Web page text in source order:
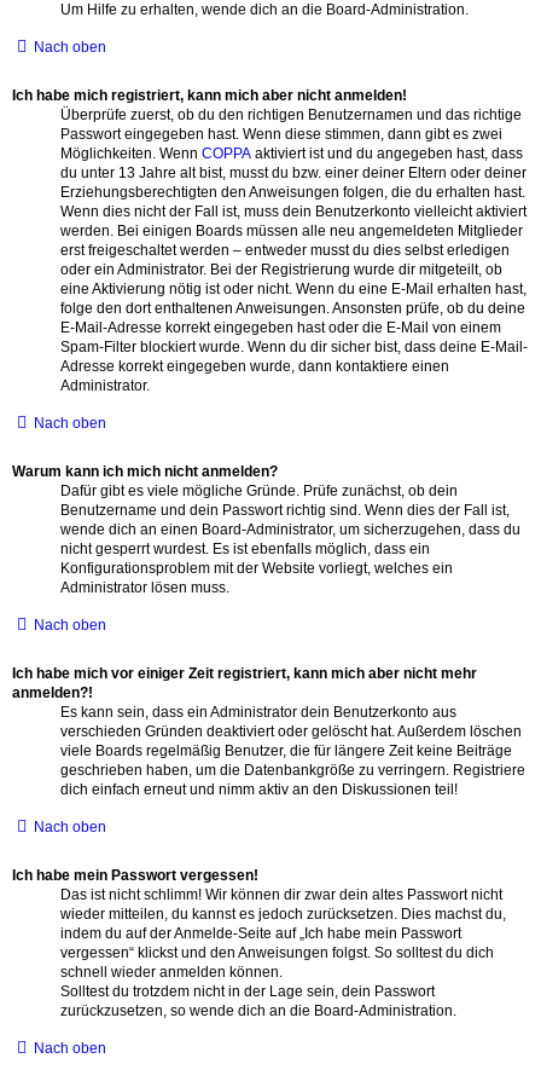
Um Hilfe zu erhalten, wende dich an die Board-Administration.
Nach oben
Ich habe mich registriert, kann mich aber nicht anmelden!
Überprüfe zuerst, ob du den richtigen Benutzernamen und das richtige
Passwort eingegeben hast. Wenn diese stimmen, dann gibt es zwei
Möglichkeiten. Wenn COPPA aktiviert ist und du angegeben hast, dass
du unter 13 Jahre alt bist, musst du bzw. einer deiner Eltern oder deiner
Erziehungsberechtigten den Anweisungen folgen, die du erhalten hast.
Wenn dies nicht der Fall ist, muss dein Benutzerkonto vielleicht aktiviert
werden. Bei einigen Boards müssen alle neu angemeldeten Mitglieder
erst freigeschaltet werden – entweder musst du dies selbst erledigen
oder ein Administrator. Bei der Registrierung wurde dir mitgeteilt, ob
eine Aktivierung nötig ist oder nicht. Wenn du eine E-Mail erhalten hast,
folge den dort enthaltenen Anweisungen. Ansonsten prüfe, ob du deine
E-Mail-Adresse korrekt eingegeben hast oder die E-Mail von einem
Spam-Filter blockiert wurde. Wenn du dir sicher bist, dass deine E-Mail-
Adresse korrekt eingegeben wurde, dann kontaktiere einen
Administrator.
Nach oben
Warum kann ich mich nicht anmelden?
Dafür gibt es viele mögliche Gründe. Prüfe zunächst, ob dein
Benutzername und dein Passwort richtig sind. Wenn dies der Fall ist,
wende dich an einen Board-Administrator, um sicherzugehen, dass du
nicht gesperrt wurdest. Es ist ebenfalls möglich, dass ein
Konfigurationsproblem mit der Website vorliegt, welches ein
Administrator lösen muss.
Nach oben
Ich habe mich vor einiger Zeit registriert, kann mich aber nicht mehr
anmelden?!
Es kann sein, dass ein Administrator dein Benutzerkonto aus
verschieden Gründen deaktiviert oder gelöscht hat. Außerdem löschen
viele Boards regelmäßig Benutzer, die für längere Zeit keine Beiträge
geschrieben haben, um die Datenbankgröße zu verringern. Registriere
dich einfach erneut und nimm aktiv an den Diskussionen teil!
Nach oben
Ich habe mein Passwort vergessen!
Das ist nicht schlimm! Wir können dir zwar dein altes Passwort nicht
wieder mitteilen, du kannst es jedoch zurücksetzen. Dies machst du,
indem du auf der Anmelde-Seite auf „Ich habe mein Passwort
vergessen“ klickst und den Anweisungen folgst. So solltest du dich
schnell wieder anmelden können.
Solltest du trotzdem nicht in der Lage sein, dein Passwort
zurückzusetzen, so wende dich an die Board-Administration.
Nach oben